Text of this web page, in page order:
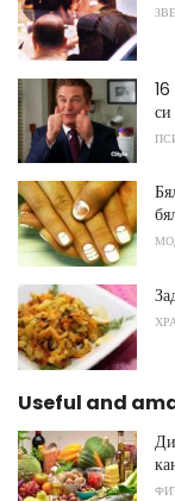
си
Useful and